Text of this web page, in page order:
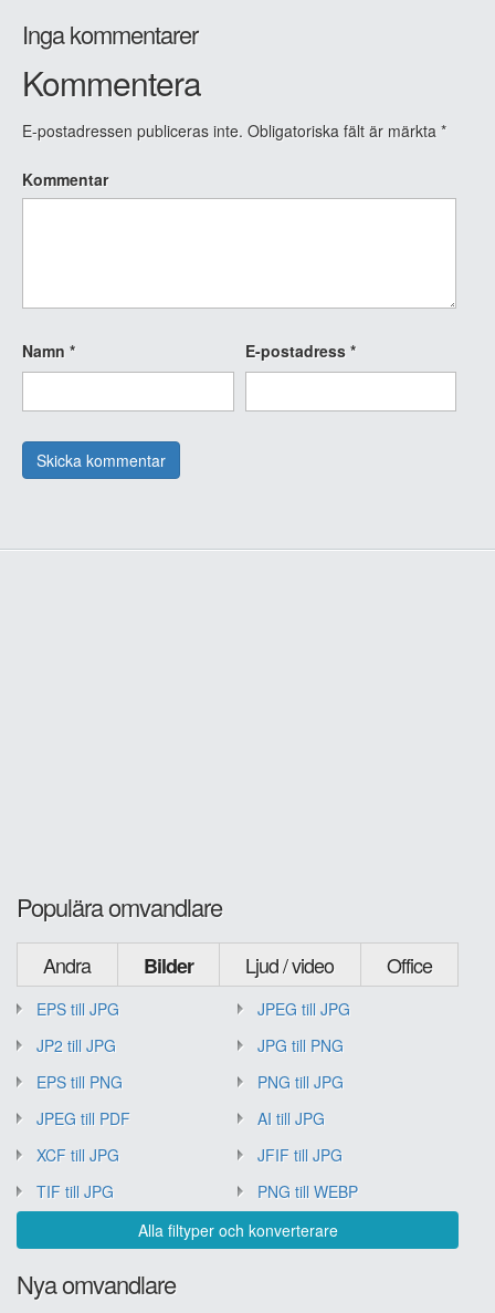
Inga kommentarer
Kommentera
E-postadressen publiceras inte. Obligatoriska fält är märkta *
Kommentar
Namn * E-postadress *
Populära omvandlare
Andra Bilder Ljud / video Office
EPS till JPG
JPEG till JPG
JP2 till JPG
JPG till PNG
EPS till PNG
PNG till JPG
JPEG till PDF
AI till JPG
XCF till JPG
JFIF till JPG
TIF till JPG
PNG till WEBP
Alla filtyper och konverterare
Nya omvandlare